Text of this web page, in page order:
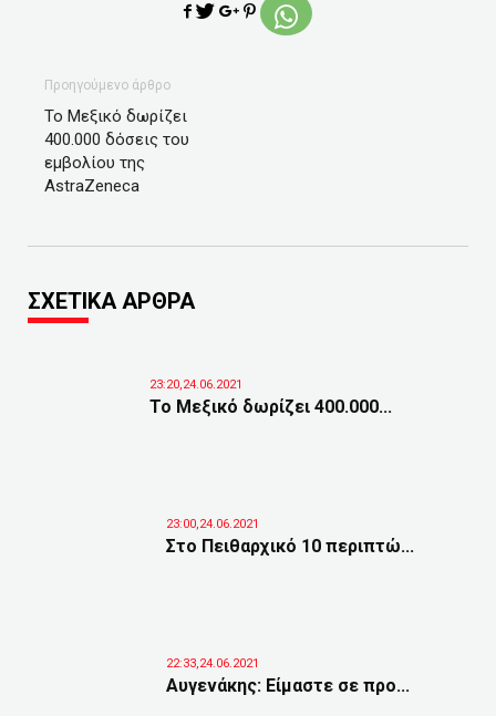
Προηγούμενο άρθρο
Το Μεξικό δωρίζει
400.000 δόσεις του
εμβολίου της
AstraZeneca
ΣΧΕΤΙΚΑ ΑΡΘΡΑ
23:20,24.06.2021
Το Μεξικό δωρίζει 400.000...
23:00,24.06.2021
Στο Πειθαρχικό 10 περιπτώ...
22:33,24.06.2021
Αυγενάκης: Είμαστε σε προ...